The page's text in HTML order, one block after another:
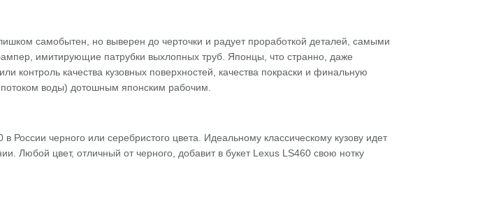
самобытен, но выверен до черточки и радует проработкой деталей, самыми
имитирующие патрубки выхлопных труб. Японцы, что странно, даже
контроль качества кузовных поверхностей, качества покраски и финальную
потоком воды) дотошным японским рабочим.
России черного или серебристого цвета. Идеальному классическому кузову идет
Любой цвет, отличный от черного, добавит в букет Lexus LS460 свою нотку